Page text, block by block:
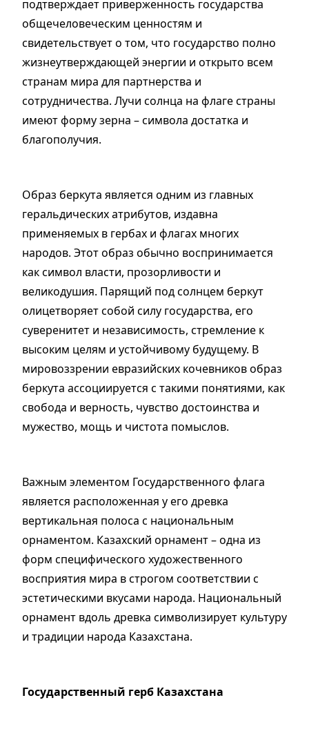
подтверждает приверженность государства
общечеловеческим ценностям и
свидетельствует о том, что государство полно
жизнеутверждающей энергии и открыто всем
странам мира для партнерства и
сотрудничества. Лучи солнца на флаге страны
имеют форму зерна – символа достатка и
благополучия.
Образ беркута является одним из главных
геральдических атрибутов, издавна
применяемых в гербах и флагах многих
народов. Этот образ обычно воспринимается
как символ власти, прозорливости и
великодушия. Парящий под солнцем беркут
олицетворяет собой силу государства, его
суверенитет и независимость, стремление к
высоким целям и устойчивому будущему. В
мировоззрении евразийских кочевников образ
беркута ассоциируется с такими понятиями, как
свобода и верность, чувство достоинства и
мужество, мощь и чистота помыслов.
Важным элементом Государственного флага
является расположенная у его древка
вертикальная полоса с национальным
орнаментом. Казахский орнамент – одна из
форм специфического художественного
восприятия мира в строгом соответствии с
эстетическими вкусами народа. Национальный
орнамент вдоль древка символизирует культуру
и традиции народа Казахстана.
Государственный герб Казахстана